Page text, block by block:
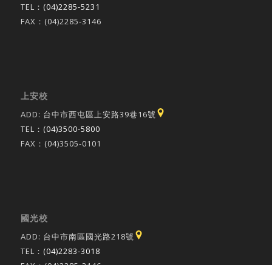
TEL： (04)2285-5231
FAX：(04)2285-3146
上安校
ADD: 台中市西屯區上安路39巷16號
TEL： (04)3500-5800
FAX：(04)3505-0101
國光校
ADD: 台中市南區國光路218號
TEL： (04)2283-3018